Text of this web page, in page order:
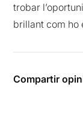
trobar
brillant com ho
Compartir